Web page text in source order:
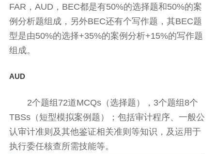
FAR，AUD，BEC都是有50%的选择题和50%的案
例分析题组成，另外BEC还有个写作题，其BEC题
型是由50%的选择+35%的案例分析+15%的写作题
组成。
AUD
2个题组72道MCQs（选择题），3个题组8个
TBSs（短型模拟案例题）；包括审计程序、一般公
认审计准则及其他鉴证相关准则等知识，及运用于
执行委任核查所需技能等。